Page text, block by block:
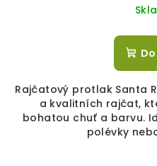
Rajčatový protlak Santa
a kvalitních rajčat,
bohatou chuť a barvu.
polévky